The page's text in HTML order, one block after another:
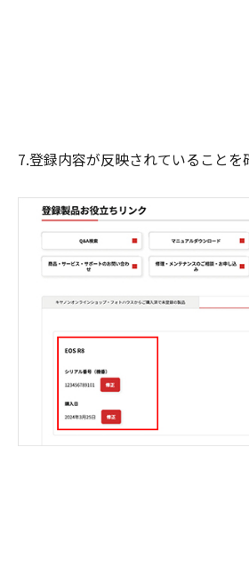
7.登録内容が反映されていることを